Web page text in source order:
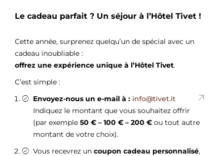
Le cadeau parfait ? Un séjour à l’Hôtel Tivet !
Cette année, surprenez quelqu’un de spécial avec un
cadeau inoubliable :
offrez une expérience unique à l’Hôtel Tivet.
C’est simple :
Envoyez-nous un e-mail à : info@tivet.it
Indiquez le montant que vous souhaitez offrir
(par exemple 50 € – 100 € – 200 € ou tout autre
montant de votre choix).
Vous recevrez un coupon cadeau personnalisé,